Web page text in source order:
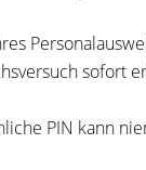
sofort
PIN kann